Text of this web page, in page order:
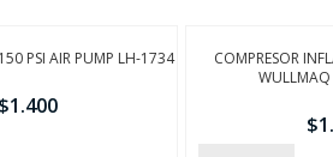
PSI AIR PUMP LH-1734
$1.400
COMPRESOR
$